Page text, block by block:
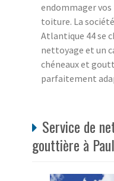
endommager
toiture. La
Atlantique 44 se
nettoyage et un
chéneaux et
parfaitement
Service de
gouttière à